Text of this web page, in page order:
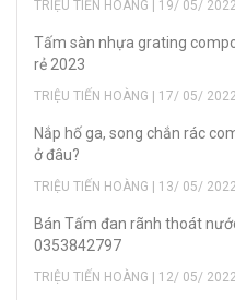
TRIỆU TIẾN HOÀNG | 19/ 05/
Tấm sàn nhựa grating
rẻ 2023
TRIỆU TIẾN HOÀNG | 17/ 05/
Nắp hố ga, song chắn rác
ở đâu?
TRIỆU TIẾN HOÀNG | 13/ 05/
Bán Tấm đan rãnh thoát
0353842797
TRIỆU TIẾN HOÀNG | 12/ 05/